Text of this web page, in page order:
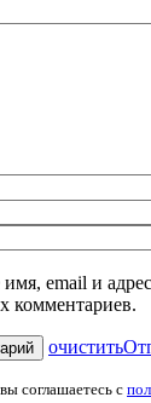
email и
комментариев.
очистить
соглашаетесь с